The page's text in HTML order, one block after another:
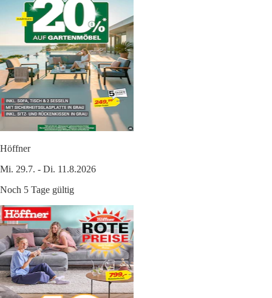
Höffner
Mi. 29.7. - Di. 11.8.2026
Noch 5 Tage gültig